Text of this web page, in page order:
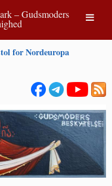
– Gudsmoders
for Nordeuropa